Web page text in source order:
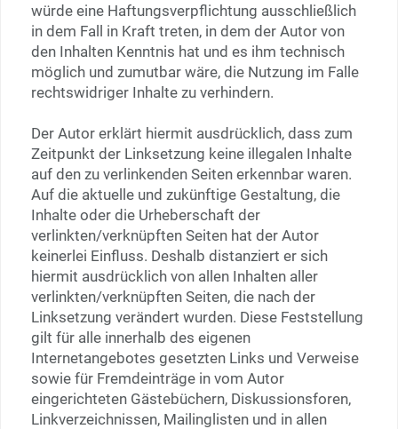
würde eine Haftungsverpflichtung ausschließlich
in dem Fall in Kraft treten, in dem der Autor von
den Inhalten Kenntnis hat und es ihm technisch
möglich und zumutbar wäre, die Nutzung im Falle
rechtswidriger Inhalte zu verhindern.
Der Autor erklärt hiermit ausdrücklich, dass zum
Zeitpunkt der Linksetzung keine illegalen Inhalte
auf den zu verlinkenden Seiten erkennbar waren.
Auf die aktuelle und zukünftige Gestaltung, die
Inhalte oder die Urheberschaft der
verlinkten/verknüpften Seiten hat der Autor
keinerlei Einfluss. Deshalb distanziert er sich
hiermit ausdrücklich von allen Inhalten aller
verlinkten/verknüpften Seiten, die nach der
Linksetzung verändert wurden. Diese Feststellung
gilt für alle innerhalb des eigenen
Internetangebotes gesetzten Links und Verweise
sowie für Fremdeinträge in vom Autor
eingerichteten Gästebüchern, Diskussionsforen,
Linkverzeichnissen, Mailinglisten und in allen